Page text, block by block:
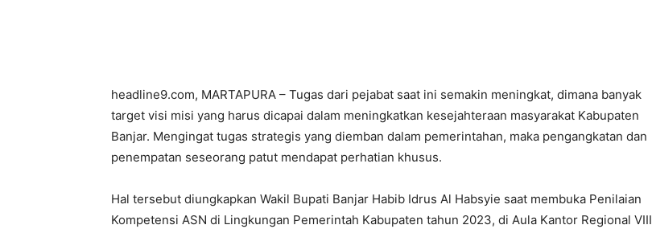
headline9.com, MARTAPURA – Tugas dari pejabat saat ini semakin meningkat, dimana banyak
target visi misi yang harus dicapai dalam meningkatkan kesejahteraan masyarakat Kabupaten
Banjar. Mengingat tugas strategis yang diemban dalam pemerintahan, maka pengangkatan dan
penempatan seseorang patut mendapat perhatian khusus.
Hal tersebut diungkapkan Wakil Bupati Banjar Habib Idrus Al Habsyie saat membuka Penilaian
Kompetensi ASN di Lingkungan Pemerintah Kabupaten tahun 2023, di Aula Kantor Regional VIII